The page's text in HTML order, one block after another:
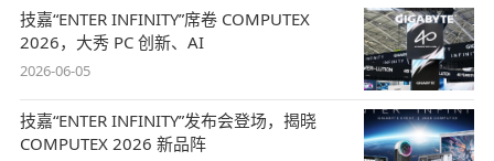
技嘉“ENTER INFINITY”席卷 COMPUTEX
2026，大秀 PC 创新、AI
2026-06-05
技嘉“ENTER INFINITY”发布会登场，揭晓
COMPUTEX 2026 新品阵